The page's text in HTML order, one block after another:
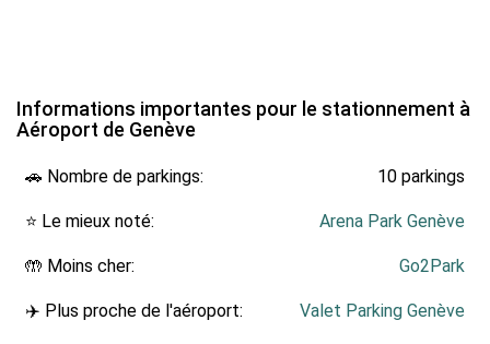
Informations importantes pour le stationnement à
Aéroport de Genève
🚗 Nombre de parkings: 10 parkings
⭐ Le mieux noté: Arena Park Genève
🤲 Moins cher: Go2Park
✈️ Plus proche de l'aéroport: Valet Parking Genève